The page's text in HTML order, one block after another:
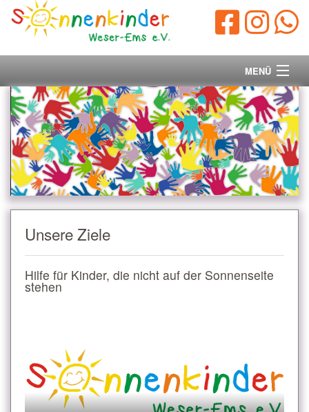
MENÜ
Startseite
Vorstand
Unsere Ziele
Ihre Spende
Kontakt
Unsere Ziele
Hilfe für Kinder, die nicht auf der Sonnenseite
stehen